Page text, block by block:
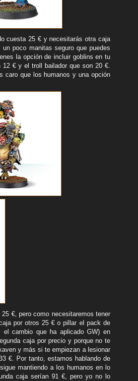
cuesta 25 € y necesitarás otra caja
poco manitas seguro que puedes
la opción de incluir goblins en tu
€ y el troll bailador que son 20 €.
caro que los humanos y una opción
€, pero como necesitaremos tener
por otros 25 € o pillar el pack de
cambio que ha aplicado GW) en
caja por precio y porque no te
y más si te empiezan a lesionar
€. Por tanto, estamos hablando de
mantiendo a los humanos en lo
caja serían 91 €, pero yo no lo